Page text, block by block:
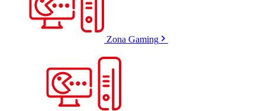
Zona Gaming